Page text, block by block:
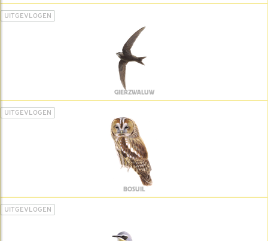
UITGEVLOGEN
GIERZWALUW
UITGEVLOGEN
BOSUIL
UITGEVLOGEN